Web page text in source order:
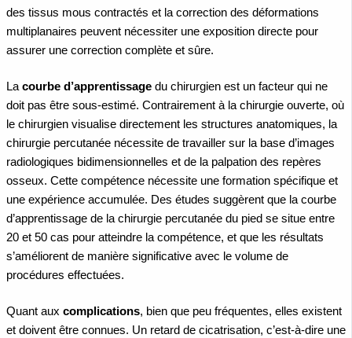
des tissus mous contractés et la correction des déformations
multiplanaires peuvent nécessiter une exposition directe pour
assurer une correction complète et sûre.
La courbe d’apprentissage du chirurgien est un facteur qui ne
doit pas être sous-estimé. Contrairement à la chirurgie ouverte, où
le chirurgien visualise directement les structures anatomiques, la
chirurgie percutanée nécessite de travailler sur la base d’images
radiologiques bidimensionnelles et de la palpation des repères
osseux. Cette compétence nécessite une formation spécifique et
une expérience accumulée. Des études suggèrent que la courbe
d’apprentissage de la chirurgie percutanée du pied se situe entre
20 et 50 cas pour atteindre la compétence, et que les résultats
s’améliorent de manière significative avec le volume de
procédures effectuées.
Quant aux complications, bien que peu fréquentes, elles existent
et doivent être connues. Un retard de cicatrisation, c’est-à-dire une